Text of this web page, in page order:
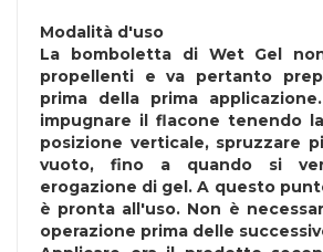
Modalità d'uso
La bomboletta di Wet Gel
propellenti e va pertanto
prima della prima
impugnare il flacone tenendo
posizione verticale, spruzzare
vuoto, fino a quando si
erogazione di gel. A questo
è pronta all'uso. Non è
operazione prima delle